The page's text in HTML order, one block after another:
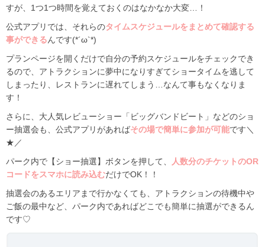
すが、1つ1つ時間を覚えておくのはなかなか大変…！
公式アプリでは、それらのタイムスケジュールをまとめて確認する
事ができるんです(*´ω`*)
プランページを開くだけで自分の予約スケジュールをチェックでき
るので、アトラクションに夢中になりすぎてショータイムを逃して
しまったり、レストランに遅れてしまう…なんて事もなくなりま
す！
さらに、大人気レビューショー「ビッグバンドビート」などのショ
ー抽選会も、公式アプリがあればその場で簡単に参加が可能です＼
★／
パーク内で【ショー抽選】ボタンを押して、
人数分のチケットのOR
コードをスマホに読み込むだけでOK！！
抽選会のあるエリアまで行かなくても、アトラクションの待機中や
ご飯の最中など、パーク内であればどこでも簡単に抽選ができるん
です♡